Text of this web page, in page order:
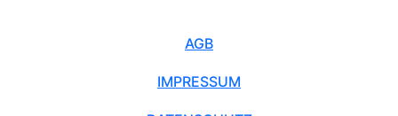
AGB
IMPRESSUM